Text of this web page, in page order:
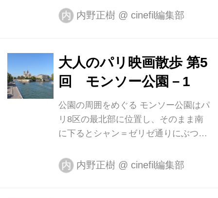
れない建築物が映り込んでいる。モニ
ソレル演じる夫婦の間で取り交わされ
る幸せに満ちた仲睦まじい会話からは
るが、ちょっとした諍いから夫は馭者
に命じていやがる妻をむりやり馬車か
ら引きずり下ろしてしまう。森の中を
ロープに両手首を縛りつけられた彼女
はやはり夫に命じられた馭者たちによ
ってむち打ちたれそして凌辱され
像を立て続けに見せることで『シェル
内 内野正樹 @ cinefil編集部
大人のパリ映画散歩 第5
回 モンソー公園－1
公園の周囲をめぐる モンソー公園はパ
リ8区の最北部に位置し、そのまま南
に下るとシャン＝ゼリゼ通りにぶつか
＝ラザール駅がある。オルレアン公ル
イ・フィリップ２世 が手がけたものを
内 内野正樹 @ cinefil編集部